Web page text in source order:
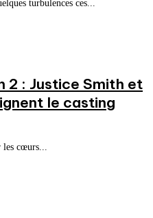
turbulences ces...
2 : Justice Smith et
le casting
les cœurs...